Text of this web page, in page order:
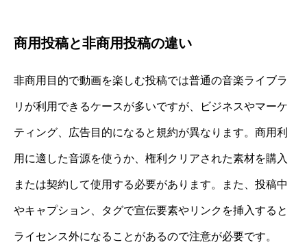
商用投稿と非商用投稿の違い
非商用目的で動画を楽しむ投稿では普通の音楽ライブラ
リが利用できるケースが多いですが、ビジネスやマーケ
ティング、広告目的になると規約が異なります。商用利
用に適した音源を使うか、権利クリアされた素材を購入
または契約して使用する必要があります。また、投稿中
やキャプション、タグで宣伝要素やリンクを挿入すると
ライセンス外になることがあるので注意が必要です。